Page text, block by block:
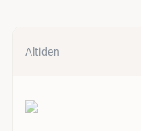
Altiden